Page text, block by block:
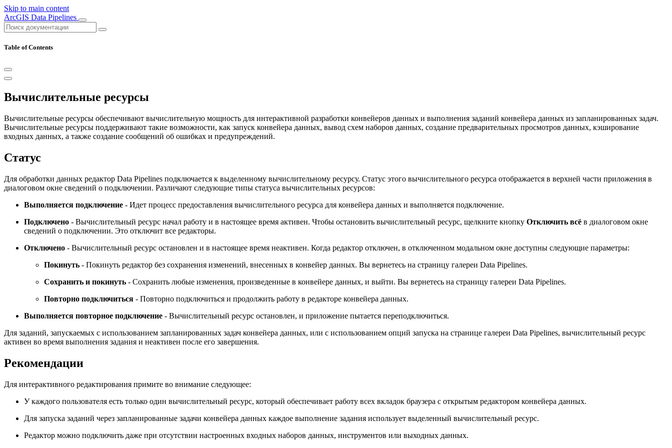
Skip to main content
ArcGIS Data Pipelines
Table of Contents
Вычислительные ресурсы
Вычислительные ресурсы обеспечивают вычислительную мощность для интерактивной разработки конвейеров данных и выполнения заданий конвейера данных из запланированных задач.
Вычислительные ресурсы поддерживают такие возможности, как запуск конвейера данных, вывод схем наборов данных, создание предварительных просмотров данных, кэширование
входных данных, а также создание сообщений об ошибках и предупреждений.
Статус
Для обработки данных редактор Data Pipelines подключается к выделенному вычислительному ресурсу. Статус этого вычислительного ресурса отображается в верхней части приложения в
диалоговом окне сведений о подключении. Различают следующие типы статуса вычислительных ресурсов:
Выполняется подключение - Идет процесс предоставления вычислительного ресурса для конвейера данных и выполняется подключение.
Подключено - Вычислительный ресурс начал работу и в настоящее время активен. Чтобы остановить вычислительный ресурс, щелкните кнопку Отключить всё в диалоговом окне
сведений о подключении. Это отключит все редакторы.
Отключено - Вычислительный ресурс остановлен и в настоящее время неактивен. Когда редактор отключен, в отключенном модальном окне доступны следующие параметры:
Покинуть - Покинуть редактор без сохранения изменений, внесенных в конвейер данных. Вы вернетесь на страницу галереи Data Pipelines.
Сохранить и покинуть - Сохранить любые изменения, произведенные в конвейере данных, и выйти. Вы вернетесь на страницу галереи Data Pipelines.
Повторно подключиться - Повторно подключиться и продолжить работу в редакторе конвейера данных.
Выполняется повторное подключение - Вычислительный ресурс остановлен, и приложение пытается переподключиться.
Для заданий, запускаемых с использованием запланированных задач конвейера данных, или с использованием опций запуска на странице галереи Data Pipelines, вычислительный ресурс
активен во время выполнения задания и неактивен после его завершения.
Рекомендации
Для интерактивного редактирования примите во внимание следующее:
У каждого пользователя есть только один вычислительный ресурс, который обеспечивает работу всех вкладок браузера с открытым редактором конвейера данных.
Для запуска заданий через запланированные задачи конвейера данных каждое выполнение задания использует выделенный вычислительный ресурс.
Редактор можно подключить даже при отсутствии настроенных входных наборов данных, инструментов или выходных данных.